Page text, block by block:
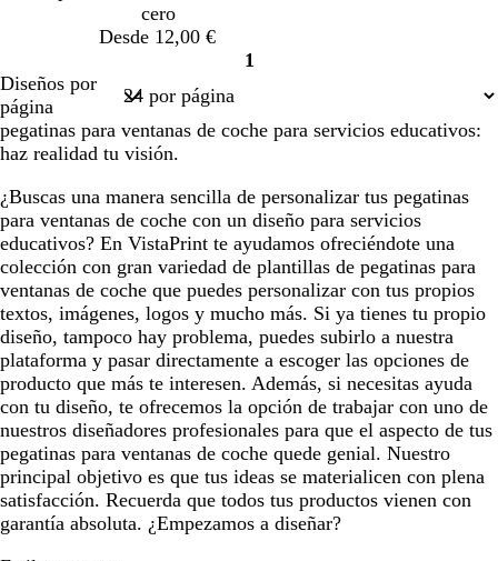
cero
Desde 12,00 €
Página
1
Diseños por
página
pegatinas para ventanas de coche para servicios educativos:
haz realidad tu visión.
¿Buscas una manera sencilla de personalizar tus pegatinas
para ventanas de coche con un diseño para servicios
educativos? En VistaPrint te ayudamos ofreciéndote una
colección con gran variedad de plantillas de pegatinas para
ventanas de coche que puedes personalizar con tus propios
textos, imágenes, logos y mucho más. Si ya tienes tu propio
diseño, tampoco hay problema, puedes subirlo a nuestra
plataforma y pasar directamente a escoger las opciones de
producto que más te interesen. Además, si necesitas ayuda
con tu diseño, te ofrecemos la opción de trabajar con uno de
nuestros diseñadores profesionales para que el aspecto de tus
pegatinas para ventanas de coche quede genial. Nuestro
principal objetivo es que tus ideas se materialicen con plena
satisfacción. Recuerda que todos tus productos vienen con
garantía absoluta. ¿Empezamos a diseñar?